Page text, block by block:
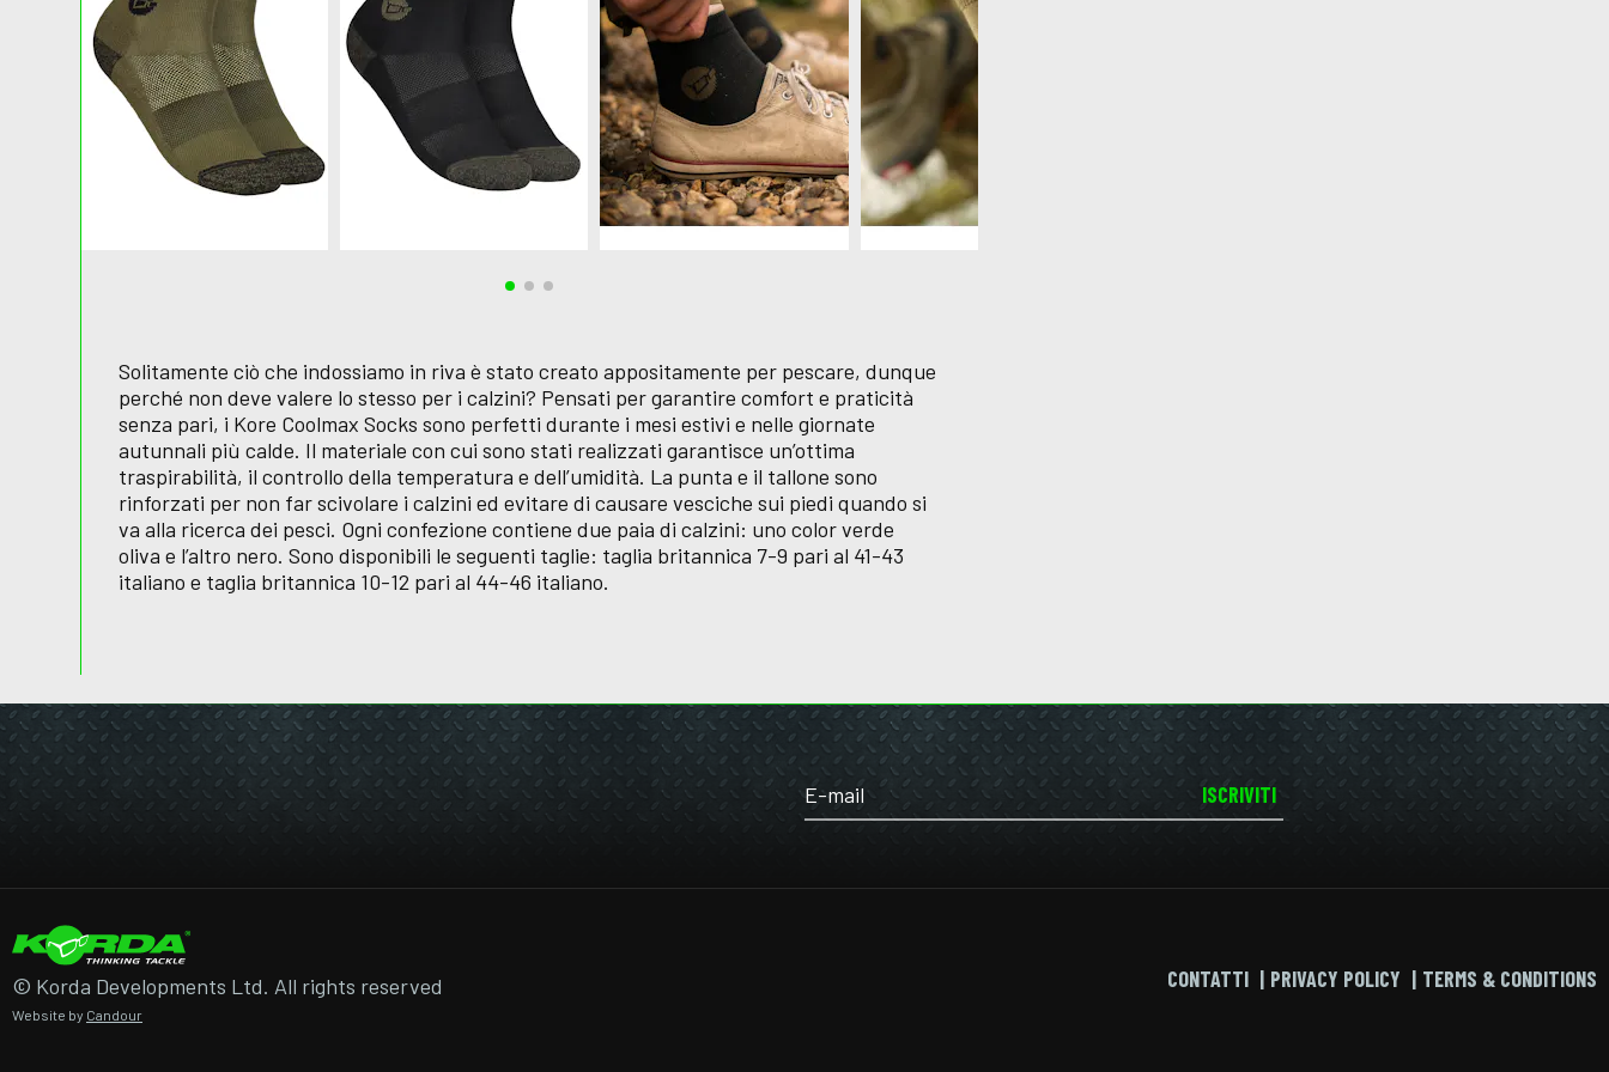
Solitamente ciò che indossiamo in riva è stato creato appositamente per pescare, dunque
perché non deve valere lo stesso per i calzini? Pensati per garantire comfort e praticità
senza pari, i Kore Coolmax Socks sono perfetti durante i mesi estivi e nelle giornate
autunnali più calde. Il materiale con cui sono stati realizzati garantisce un’ottima
traspirabilità, il controllo della temperatura e dell’umidità. La punta e il tallone sono
rinforzati per non far scivolare i calzini ed evitare di causare vesciche sui piedi quando si
va alla ricerca dei pesci. Ogni confezione contiene due paia di calzini: uno color verde
oliva e l’altro nero. Sono disponibili le seguenti taglie: taglia britannica 7-9 pari al 41-43
italiano e taglia britannica 10-12 pari al 44-46 italiano.
ISCRIVITI
© Korda Developments Ltd. All rights reserved
Website by Candour
CONTATTI PRIVACY POLICY TERMS & CONDITIONS